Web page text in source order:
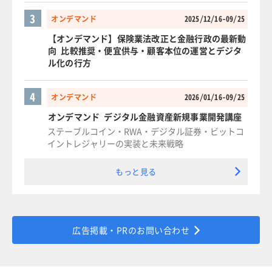
オンデマンド 2025/12/16-09/25
3
【オンデマンド】保険業法改正と金融行政の最新動
向 比較推奨・便宜供与・顧客本位の運営とデジタ
ル化の行方
オンデマンド 2026/01/16-09/25
4
オンデマンド デジタル金融資産新規事業開発講座
ステーブルコイン・RWA・デジタル証券・ビットコ
イントレジャリーの実装と未来戦略
もっと見る
広告掲載・PRのお問い合わせ